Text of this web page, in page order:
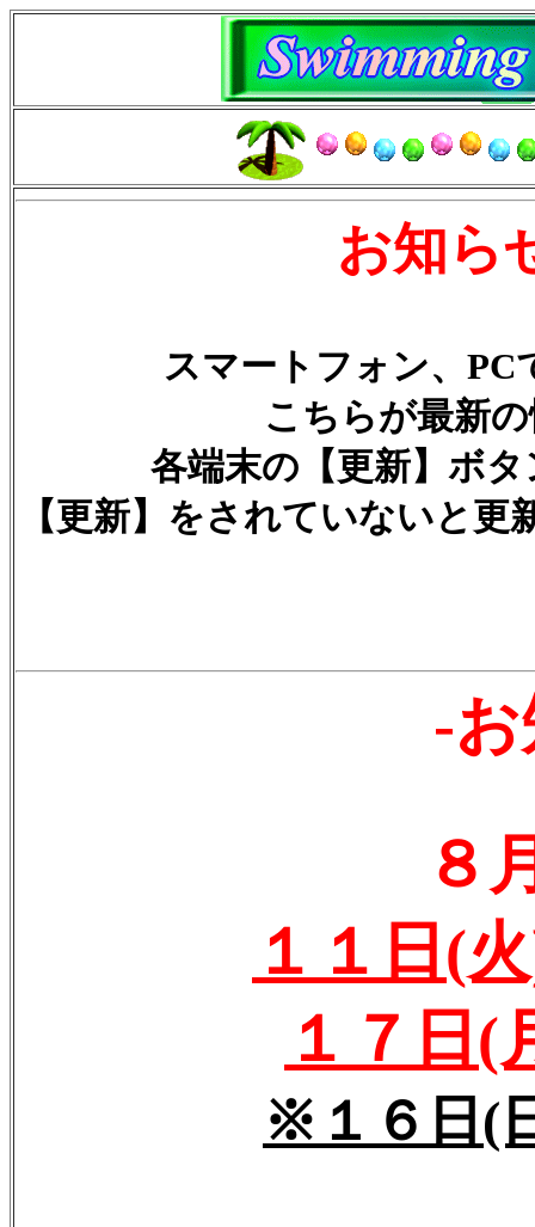
お知ら
スマートフォン、PC
こちらが最新
各端末の【更新】ボ
【更新】をされていないと
-
８
１１日(
１７日(
※１６日(